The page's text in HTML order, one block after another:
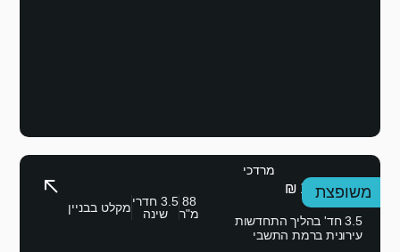
88 3.5 חדרי
שינה
מקלט בבניין